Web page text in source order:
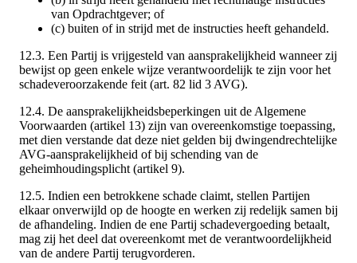
van Opdrachtgever; of
(c) buiten of in strijd met de instructies heeft gehandeld.
12.3. Een Partij is vrijgesteld van aansprakelijkheid wanneer zij
bewijst op geen enkele wijze verantwoordelijk te zijn voor het
schadeveroorzakende feit (art. 82 lid 3 AVG).
12.4. De aansprakelijkheidsbeperkingen uit de Algemene
Voorwaarden (artikel 13) zijn van overeenkomstige toepassing,
met dien verstande dat deze niet gelden bij dwingendrechtelijke
AVG-aansprakelijkheid of bij schending van de
geheimhoudingsplicht (artikel 9).
12.5. Indien een betrokkene schade claimt, stellen Partijen
elkaar onverwijld op de hoogte en werken zij redelijk samen bij
de afhandeling. Indien de ene Partij schadevergoeding betaalt,
mag zij het deel dat overeenkomt met de verantwoordelijkheid
van de andere Partij terugvorderen.